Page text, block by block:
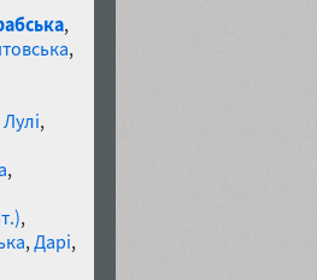
,
,
,
,
,
,Дарі,